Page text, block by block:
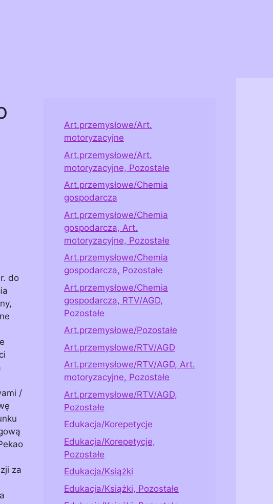
do
/
za
Art.przemysłowe/Art.
motoryzacyjne
Art.przemysłowe/Art.
motoryzacyjne, Pozostałe
Art.przemysłowe/Chemia
gospodarcza
Art.przemysłowe/Chemia
gospodarcza, Art.
motoryzacyjne, Pozostałe
Art.przemysłowe/Chemia
gospodarcza, Pozostałe
Art.przemysłowe/Chemia
gospodarcza, RTV/AGD,
Pozostałe
Art.przemysłowe/Pozostałe
Art.przemysłowe/RTV/AGD
Art.przemysłowe/RTV/AGD, Art.
motoryzacyjne, Pozostałe
Art.przemysłowe/RTV/AGD,
Pozostałe
Edukacja/Korepetycje
Edukacja/Korepetycje,
Pozostałe
Edukacja/Książki
Edukacja/Książki, Pozostałe